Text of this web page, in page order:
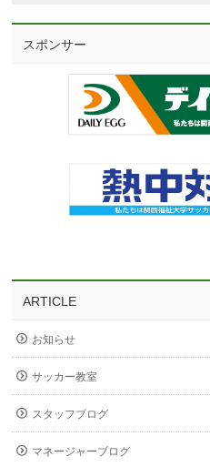
スポンサー
ARTICLE
お知らせ
サッカー教室
スタッフブログ
マネージャーブログ